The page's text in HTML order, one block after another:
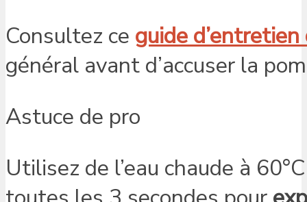
Consultez ce guide
général avant d’accuser la
Astuce de pro
Utilisez de l’eau chaude à